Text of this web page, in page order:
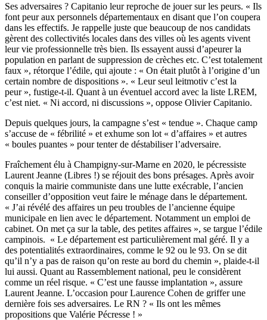
Ses adversaires ? Capitanio leur reproche de jouer sur les peurs. « Ils
font peur aux personnels départementaux en disant que l’on coupera
dans les effectifs. Je rappelle juste que beaucoup de nos candidats
gèrent des collectivités locales dans des villes où les agents vivent
leur vie professionnelle très bien. Ils essayent aussi d’apeurer la
population en parlant de suppression de crèches etc. C’est totalement
faux », rétorque l’édile, qui ajoute : « On était plutôt à l’origine d’un
certain nombre de dispositions ». « Leur seul leitmotiv c’est la
peur », fustige-t-il. Quant à un éventuel accord avec la liste LREM,
c’est niet. « Ni accord, ni discussions », oppose Olivier Capitanio.
Depuis quelques jours, la campagne s’est « tendue ». Chaque camp
s’accuse de « fébrilité » et exhume son lot « d’affaires » et autres
« boules puantes » pour tenter de déstabiliser l’adversaire.
Fraîchement élu à Champigny-sur-Marne en 2020, le pécressiste
Laurent Jeanne (Libres !) se réjouit des bons présages. Après avoir
conquis la mairie communiste dans une lutte exécrable, l’ancien
conseiller d’opposition veut faire le ménage dans le département.
« J’ai révélé des affaires un peu troubles de l’ancienne équipe
municipale en lien avec le département. Notamment un emploi de
cabinet. On met ça sur la table, des petites affaires », se targue l’édile
campinois. « Le département est particulièrement mal géré. Il y a
des potentialités extraordinaires, comme le 92 ou le 93. On se dit
qu’il n’y a pas de raison qu’on reste au bord du chemin », plaide-t-il
lui aussi. Quant au Rassemblement national, peu le considèrent
comme un réel risque. « C’est une fausse implantation », assure
Laurent Jeanne. L’occasion pour Laurence Cohen de griffer une
dernière fois ses adversaires. Le RN ? « Ils ont les mêmes
propositions que Valérie Pécresse ! »